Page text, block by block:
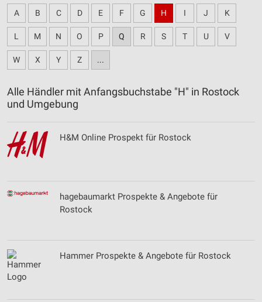
A B C D E F G H I J K
L M N O P Q R S T U V
W X Y Z ...
Alle Händler mit Anfangsbuchstabe "H" in Rostock
und Umgebung
H&M Online Prospekt für Rostock
hagebaumarkt Prospekte & Angebote für
Rostock
Hammer Prospekte & Angebote für Rostock